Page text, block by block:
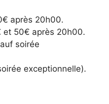
après 20h00.
et 50€ après 20h00.
soirée
exceptionnelle).